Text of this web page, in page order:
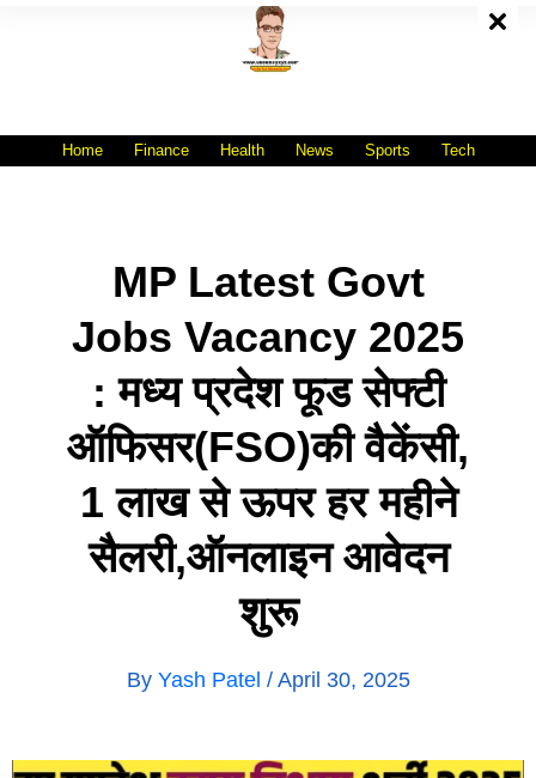
Home Finance Health News Sports Tech
MP Latest Govt
Jobs Vacancy 2025
: मध्य प्रदेश फूड सेफ्टी
ऑफिसर(FSO)की वैकेंसी,
1 लाख से ऊपर हर महीने
सैलरी,ऑनलाइन आवेदन
शुरू
By Yash Patel / April 30, 2025